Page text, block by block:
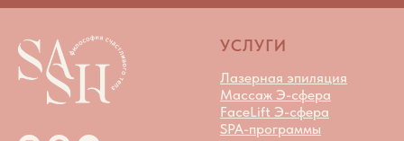
УСЛУГИ
Лазерная эпиляция
Массаж Э-сфера
FaceLift Э-сфера
SPA-программы